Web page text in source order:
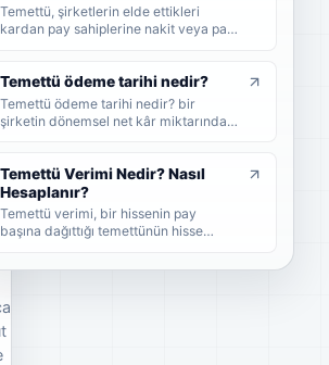
Temettü, şirketlerin elde ettikleri
kardan pay sahiplerine nakit veya pay
nasıl dağıtıldığını, brüt-net temettü
farkını, temettü tarihlerini ve
yatırımcıların dikkat etmesi
gerekenleri sade şekilde bulabilirsiniz.
Temettü ödeme tarihi nedir?
Temettü ödeme tarihi nedir? bir
şirketin dönemsel net kâr miktarından
Temettü Verimi Nedir? Nasıl
Hesaplanır?
Temettü verimi, bir hissenin pay
başına dağıttığı temettünün hisse
göstergedir. Bu rehberde temettü
temettü veriminin ne anlama geldiğini
ve yatırımcıların bu oranı nasıl
yorumlaması gerektiğini sade
örneklerle bulabilirsiniz.